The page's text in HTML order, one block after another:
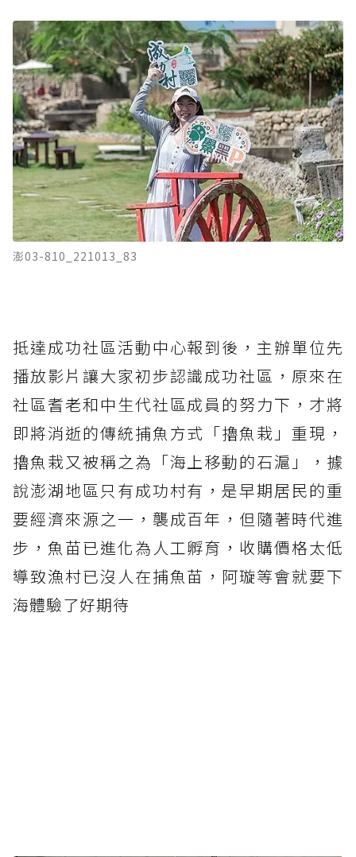
澎03-810_221013_83
抵達成功社區活動中心報到後，主辦單位先
播放影片讓大家初步認識成功社區，原來在
社區耆老和中生代社區成員的努力下，才將
即將消逝的傳統捕魚方式「擼魚栽」重現，
擼魚栽又被稱之為「海上移動的石滬」，據
說澎湖地區只有成功村有，是早期居民的重
要經濟來源之一，襲成百年，但隨著時代進
步，魚苗已進化為人工孵育，收購價格太低
導致漁村已沒人在捕魚苗，阿璇等會就要下
海體驗了好期待